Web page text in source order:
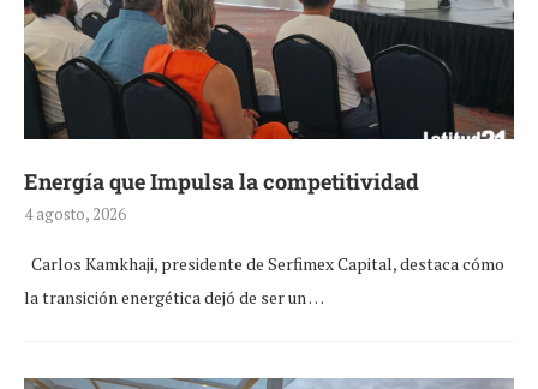
Energía que Impulsa la competitividad
4 agosto, 2026
Carlos Kamkhaji, presidente de Serfimex Capital, destaca cómo
la transición energética dejó de ser un …